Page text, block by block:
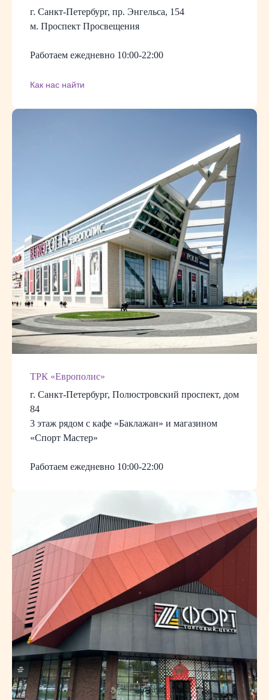
г. Санкт-Петербург, пр. Энгельса, 154
м. Проспект Просвещения
Работаем ежедневно 10:00-22:00
Как нас найти
ТРК «Европолис»
г. Санкт-Петербург, Полюстровский проспект, дом
84
3 этаж рядом с кафе «Баклажан» и магазином
«Спорт Мастер»
Работаем ежедневно 10:00-22:00